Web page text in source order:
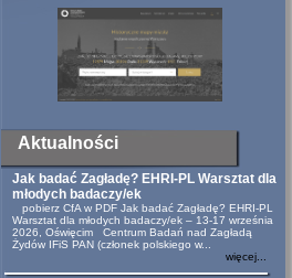
Aktualności
Jak badać Zagładę? EHRI-PL Warsztat dla
młodych badaczy/ek
pobierz CfA w PDF Jak badać Zagładę? EHRI-PL
Warsztat dla młodych badaczy/ek – 13-17 września
2026, Oświęcim Centrum Badań nad Zagładą
Żydów IFiS PAN (członek polskiego w...
więcej...